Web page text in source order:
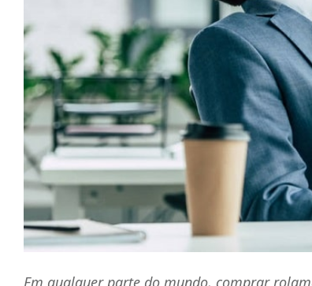
Em qualquer parte do mundo, comprar